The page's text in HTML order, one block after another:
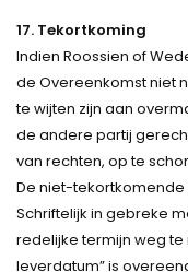
17. Tekortkoming
Indien Roossien of
de Overeenkomst niet
te wijten zijn aan
de andere partij
van rechten, op te
De niet-
Schriftelijk in gebreke
redelijke termijn weg te
leverdatum” is